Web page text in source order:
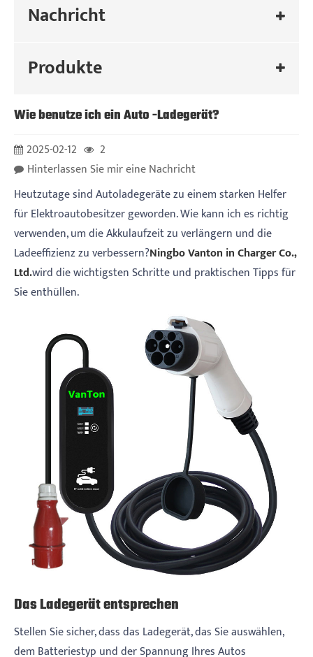
Nachricht
Produkte
Wie benutze ich ein Auto -Ladegerät?
2025-02-12
2
Hinterlassen Sie mir eine Nachricht
Heutzutage sind Autoladegeräte zu einem starken Helfer
für Elektroautobesitzer geworden. Wie kann ich es richtig
verwenden, um die Akkulaufzeit zu verlängern und die
Ladeeffizienz zu verbessern?Ningbo Vanton in Charger Co.,
Ltd.wird die wichtigsten Schritte und praktischen Tipps für
Sie enthüllen.
Das Ladegerät entsprechen
Stellen Sie sicher, dass das Ladegerät, das Sie auswählen,
dem Batteriestyp und der Spannung Ihres Autos